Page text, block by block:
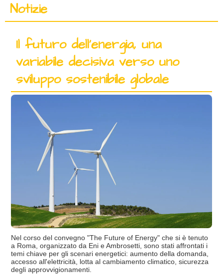
Notizie
Il futuro dell'energia, una
variabile decisiva verso uno
sviluppo sostenibile globale
Nel corso del convegno "The Future of Energy" che si è tenuto
a Roma, organizzato da Eni e Ambrosetti, sono stati affrontati i
temi chiave per gli scenari energetici: aumento della domanda,
accesso all'elettricità, lotta al cambiamento climatico, sicurezza
degli approvvigionamenti.